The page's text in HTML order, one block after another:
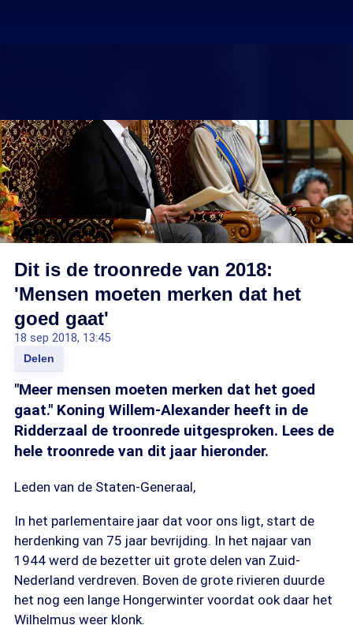
Dit is de troonrede van 2018:
'Mensen moeten merken dat het
goed gaat'
18 sep 2018, 13:45
Delen
"Meer mensen moeten merken dat het goed
gaat." Koning Willem-Alexander heeft in de
Ridderzaal de troonrede uitgesproken. Lees de
hele troonrede van dit jaar hieronder.
Leden van de Staten-Generaal,
In het parlementaire jaar dat voor ons ligt, start de
herdenking van 75 jaar bevrijding. In het najaar van
1944 werd de bezetter uit grote delen van Zuid-
Nederland verdreven. Boven de grote rivieren duurde
het nog een lange Hongerwinter voordat ook daar het
Wilhelmus weer klonk.